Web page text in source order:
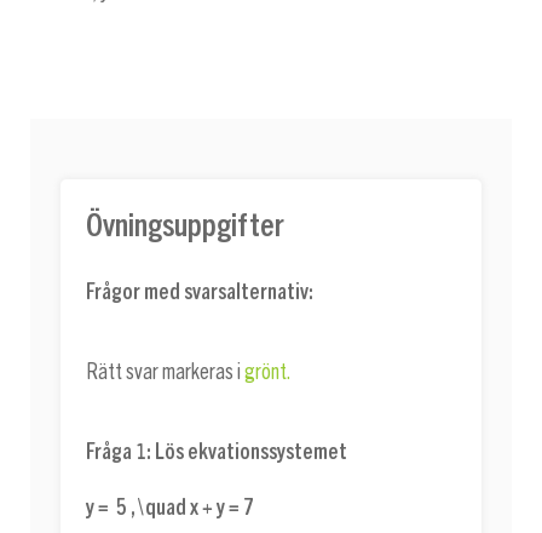
Övningsuppgifter
Frågor med svarsalternativ:
Rätt svar markeras i grönt.
Fråga 1: Lös ekvationssystemet
y = 5 , \quad x + y = 7